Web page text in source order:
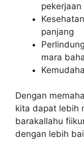
pekerjaan
panjang
mara
Dengan
kita dapat lebih
barakallahu
dengan lebih